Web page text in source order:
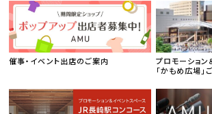
催事・イベント出店のご案内
プロモーション
「かもめ広場」